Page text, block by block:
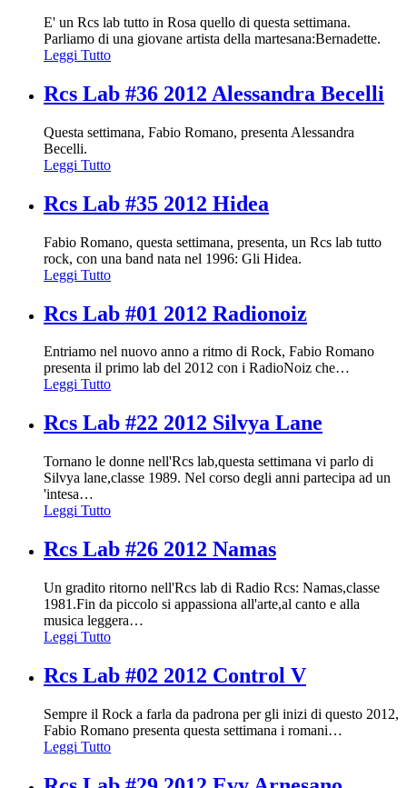
E' un Rcs lab tutto in Rosa quello di questa settimana.
Parliamo di una giovane artista della martesana:Bernadette.
Leggi Tutto
Rcs Lab #36 2012 Alessandra Becelli
Questa settimana, Fabio Romano, presenta Alessandra
Becelli.
Leggi Tutto
Rcs Lab #35 2012 Hidea
Fabio Romano, questa settimana, presenta, un Rcs lab tutto
rock, con una band nata nel 1996: Gli Hidea.
Leggi Tutto
Rcs Lab #01 2012 Radionoiz
Entriamo nel nuovo anno a ritmo di Rock, Fabio Romano
presenta il primo lab del 2012 con i RadioNoiz che…
Leggi Tutto
Rcs Lab #22 2012 Silvya Lane
Tornano le donne nell'Rcs lab,questa settimana vi parlo di
Silvya lane,classe 1989. Nel corso degli anni partecipa ad un
'intesa…
Leggi Tutto
Rcs Lab #26 2012 Namas
Un gradito ritorno nell'Rcs lab di Radio Rcs: Namas,classe
1981.Fin da piccolo si appassiona all'arte,al canto e alla
musica leggera…
Leggi Tutto
Rcs Lab #02 2012 Control V
Sempre il Rock a farla da padrona per gli inizi di questo 2012,
Fabio Romano presenta questa settimana i romani…
Leggi Tutto